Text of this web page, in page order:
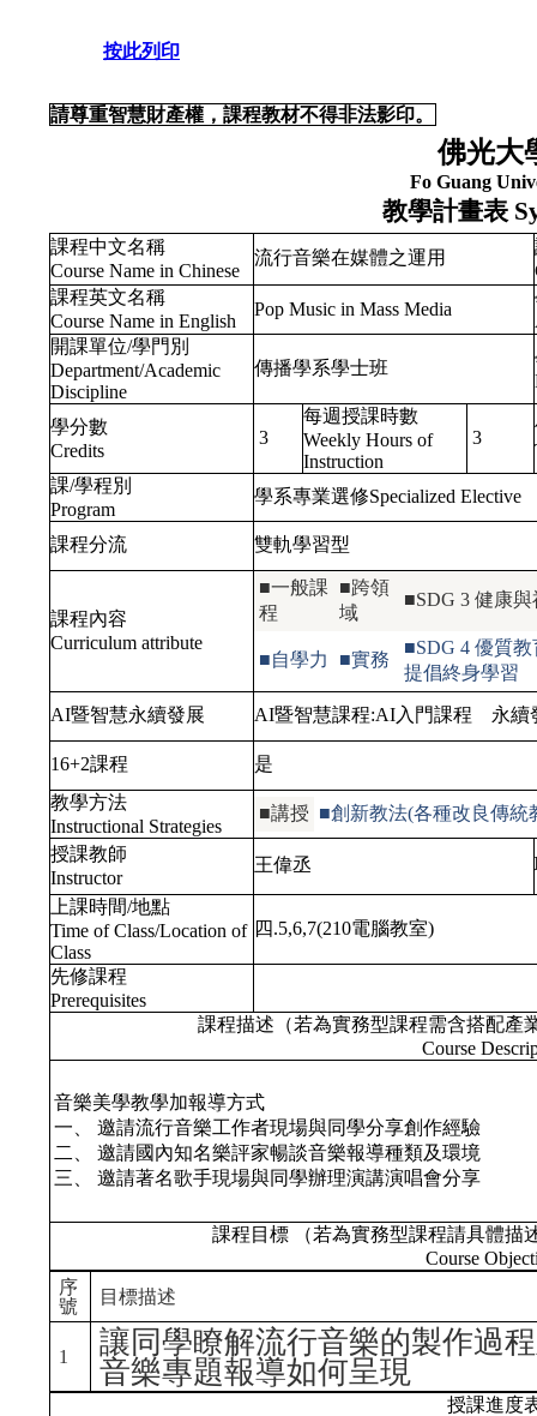
按此列印
請尊重智慧財產權，課程教材不得非法影印。
佛光大
Fo Guang
教學計畫表
課程中文名稱
Course Name in Chinese
流行音樂在媒體之運用
課程英文名稱
Course Name in English
Pop Music in Mass Media
開課單位/學門別
Department/Academic
Discipline
傳播學系學士班
學分數
Credits
3
每週授課時數
Weekly Hours of
Instruction
3
課/學程別
Program
學系專業選修Specialized Elective
課程分流 雙軌學習型
課程內容
Curriculum attribute
■一般課
程
■跨領
域
■SDG 3 健康
■自學力 ■實務
■SDG 4 優質
提倡終身學習
AI暨智慧永續發展 AI暨智慧課程:AI入門課程 永續
16+2課程
是
教學方法
Instructional Strategies
■講授 ■創新教法(各種改良傳統
授課教師
Instructor
王偉丞
上課時間/地點
Time of Class/Location of
Class
四.5,6,7(210電腦教室)
先修課程
Prerequisites
課程描述（若為實務型課程需含搭配產
Course
音樂美學教學加報導方式
一、 邀請流行音樂工作者現場與同學分享創作經驗
二、 邀請國內知名樂評家暢談音樂報導種類及環境
三、 邀請著名歌手現場與同學辦理演講演唱會分享
課程目標 （若為實務型課程請具體描
Course
序
號
目標描述
1
讓同學瞭解流行音樂的製作過
音樂專題報導如何呈現
授課進度